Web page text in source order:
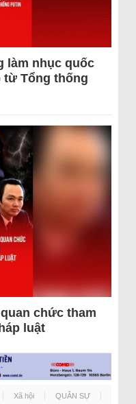
làm nhục quốc
từ Tổng thống
chức tham
luật
Xã hội QUÂN SỰ